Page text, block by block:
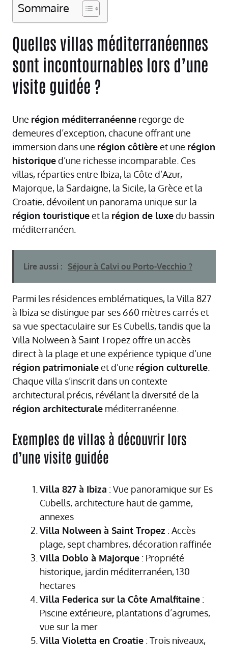
Sommaire
Quelles villas méditerranéennes
sont incontournables lors d’une
visite guidée ?
Une région méditerranéenne regorge de
demeures d’exception, chacune offrant une
immersion dans une région côtièreet une région
historiqued’une richesse incomparable. Ces
villas, réparties entre Ibiza, la Côte d’Azur,
Majorque, la Sardaigne, la Sicile, la Grèce et la
Croatie, dévoilent un panorama unique sur la
région touristiqueet la région de luxedu bassin
méditerranéen.
Lire aussi : Séjour à Calvi ou Porto-Vecchio ?
Parmi les résidences emblématiques, la Villa 827
à Ibiza se distingue par ses 660 mètres carrés et
sa vue spectaculaire sur Es Cubells, tandis que la
Villa Nolween à Saint Tropez offre un accès
direct à la plage et une expérience typique d’une
région patrimonialeet d’une région culturelle
Chaque villa s’inscrit dans un contexte
architectural précis, révélant la diversité de la
région architecturale méditerranéenne.
Exemples de villas à découvrir lors
d’une visite guidée
Villa 827 à Ibiza : Vue panoramique sur Es
Cubells, architecture haut de gamme,
annexes
Villa Nolween à Saint Tropez : Accès
plage, sept chambres, décoration raffinée
Villa Doblo à Majorque : Propriété
historique, jardin méditerranéen, 130
hectares
Villa Federica sur la Côte Amalfitaine :
Piscine extérieure, plantations d’agrumes,
vue sur la mer
Villa Violetta en Croatie : Trois niveaux,